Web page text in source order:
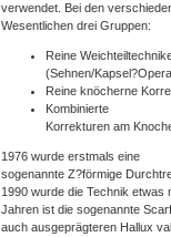
verwendet. Bei den
Wesentlichen drei Gruppen:
Reine
(Sehnen/
Reine knöcherne
Kombinierte
Korrekturen am
1976 wurde erstmals eine
sogenannte Z?förmige
1990 wurde die Technik etwas
Jahren ist die sogenannte
auch ausgeprägteren Hallux